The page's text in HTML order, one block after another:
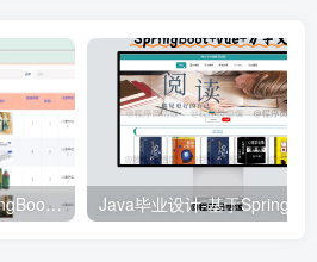
Java毕业设计-基于SpringBoot的医院管理系统(毕业论文+答辩PPT+毕设源代码)